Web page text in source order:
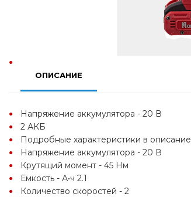
ОПИСАНИЕ
Напряжение аккумулятора - 20 В
2 АКБ
Подробные характеристики в описание
Напряжение аккумулятора - 20 В
Крутящий момент - 45 Нм
Емкость - А•ч 2.1
Количество скоростей - 2